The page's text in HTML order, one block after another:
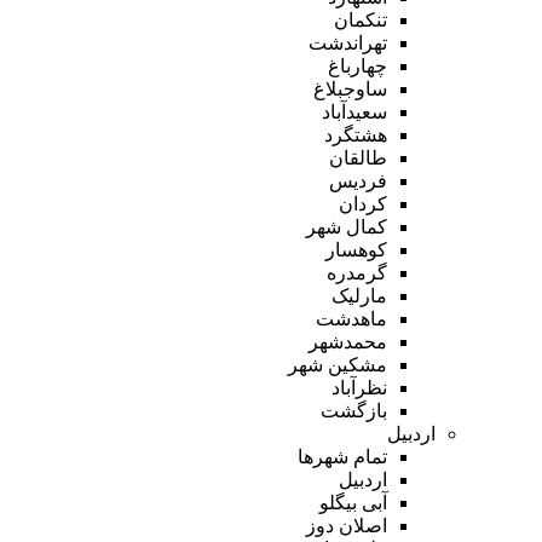
تنکمان
تهراندشت
چهارباغ
ساوجبلاغ
سعیدآباد
هشتگرد
طالقان
فردیس
کردان
کمال شهر
کوهسار
گرمدره
مارلیک
ماهدشت
محمدشهر
مشکین شهر
نظرآباد
بازگشت
اردبیل
تمام شهر‌ها
اردبیل
آبی بیگلو
اصلان دوز